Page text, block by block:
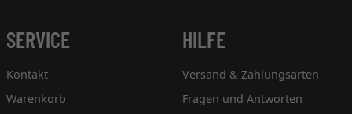
SERVICE
Kontakt
Warenkorb
HILFE
Versand & Zahlungsarten
Fragen und Antworten